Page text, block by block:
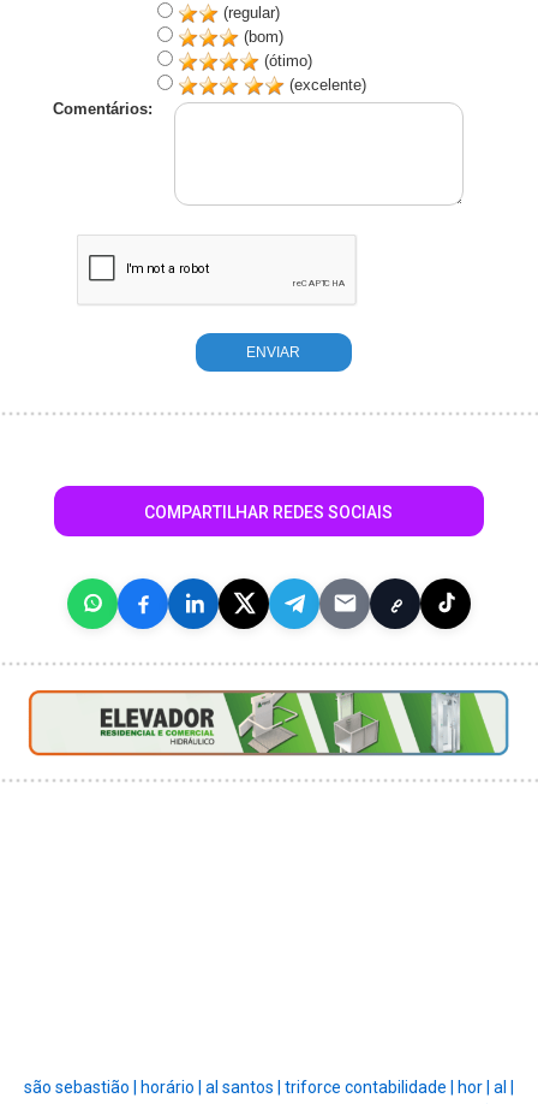
(regular)
(bom)
(ótimo)
(excelente)
Comentários:
COMPARTILHAR REDES SOCIAIS
são sebastião | horário | al santos | triforce contabilidade | hor | al |